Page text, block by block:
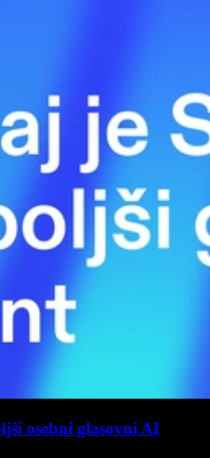
osebni glasovni AI